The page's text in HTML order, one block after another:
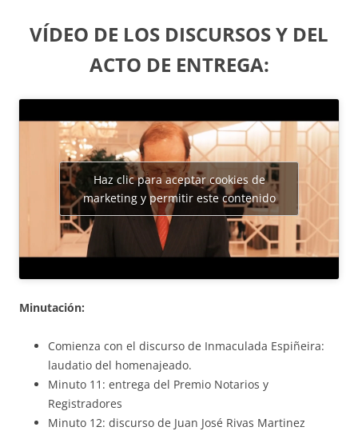
VÍDEO DE LOS DISCURSOS Y DEL
ACTO DE ENTREGA:
Haz clic para aceptar cookies de
marketing y permitir este contenido
Minutación:
Comienza con el discurso de Inmaculada Espiñeira:
laudatio del homenajeado.
Minuto 11: entrega del Premio Notarios y
Registradores
Minuto 12: discurso de Juan José Rivas Martinez